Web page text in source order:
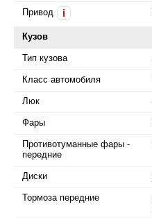
Привод
Кузов
Тип кузова
Класс автомобиля
Люк
Фары
Противотуманные фары -
передние
Диски
Тормоза передние